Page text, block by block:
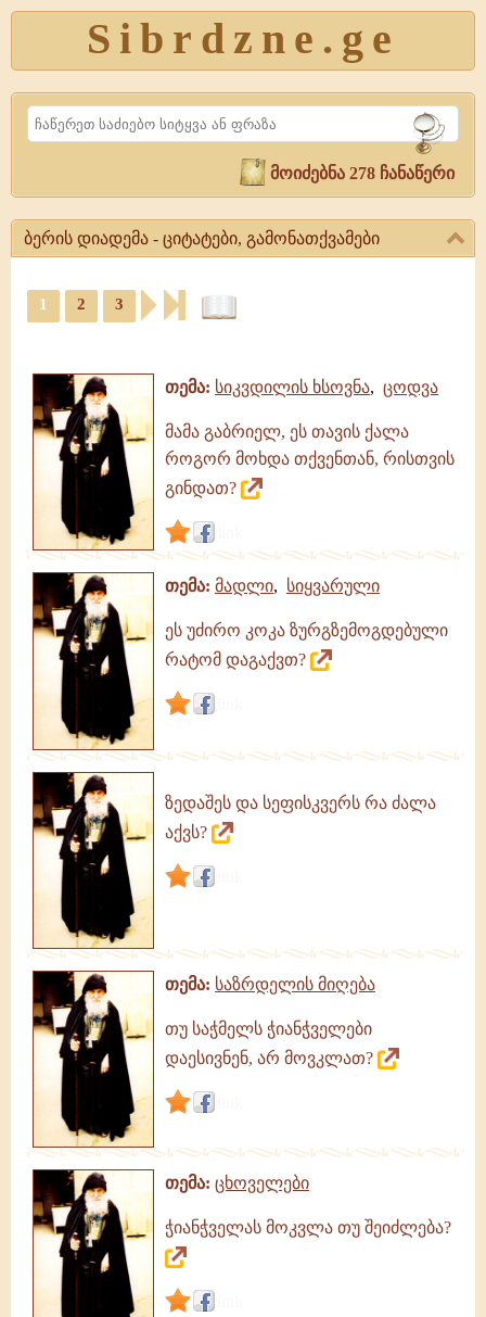
Sibrdzne.ge
Search
მოიძებნა 278 ჩანაწერი
ბერის დიადემა - ციტატები, გამონათქვამები
დიადემა
ბერის
დიადემა,
წიგნი,
ციტატები,
ამონარიდები
გამონათქვამები
1 2 3
თემა: სიკვდილის ხსოვნა, ცოდვა
მამა გაბრიელ, ეს თავის ქალა
როგორ მოხდა თქვენთან, რისთვის
გინდათ?
თემა: მადლი, სიყვარული
ეს უძირო კოკა ზურგზემოგდებული
რატომ დაგაქვთ?
ზედაშეს და სეფისკვერს რა ძალა
აქვს?
თემა: საზრდელის მიღება
თუ საჭმელს ჭიანჭველები
დაესივნენ, არ მოვკლათ?
თემა: ცხოველები
ჭიანჭველას მოკვლა თუ შეიძლება?